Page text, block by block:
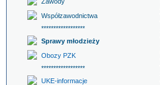
Współzawodnictwa
******************
Sprawy młodzieży
Obozy PZK
******************
UKE-informacje